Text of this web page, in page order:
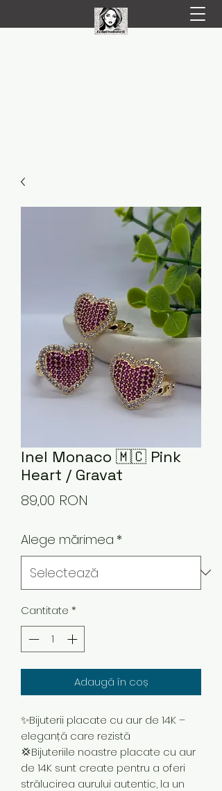
Inel Monaco 🇲🇨 Pink
Heart / Gravat
89,00 RON
Alege mărimea *
Cantitate *
Adaugă în coș
✨Bijuterii placate cu aur de 14K –
eleganță care rezistă
💢Bijuteriile noastre placate cu aur
de 14K sunt create pentru a oferi
strălucirea aurului autentic, la un